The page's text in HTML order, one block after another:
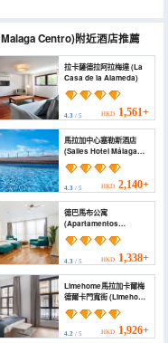
Centro)附近酒店推薦
拉卡薩德拉阿拉梅達 (La
Casa de la Alameda)
4.3/ 5 HKD 1,561+
馬拉加中心塞勒斯酒店
(Salles Hotel Málaga
Centro)
4.3/ 5 HKD 2,140+
德巴馬布公寓
(Apartamentos
Debambú)
4.3/ 5 HKD 1,338+
Limehome馬拉加卡爾梅
德爾卡門寬街 (Limehome
Málaga Calle Ancha del
Carmen - Digital
Access)
4.2/ 5 HKD 1,926+